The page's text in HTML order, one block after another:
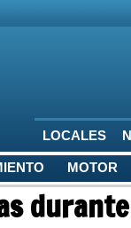
LOCALES
MOTOR